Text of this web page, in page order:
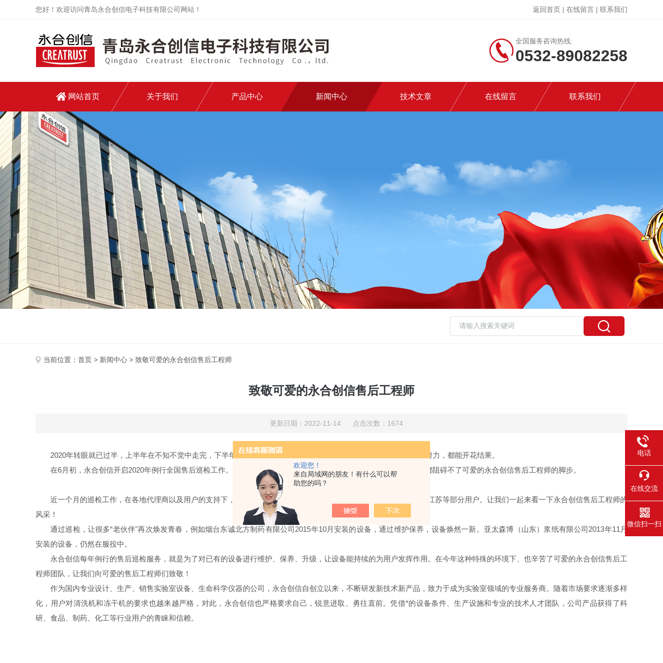
欢迎您！
来自局域网的朋友！有什么可以帮
助您的吗？
您好！欢迎访问青岛永合创信电子科技有限公司网站！ 返回首页 | 在线留言 | 联系我们
全国服务咨询热线:
0532-89082258
网站首页 关于我们 产品中心 新闻中心 技术文章 在线留言 联系我们
当前位置： 首页 > 新闻中心 > 致敬可爱的永合创信售后工程师
致敬可爱的永合创信售后工程师
更新日期：2022-11-14 点击次数：1674
2020年转眼就已过半，上半年在不知不觉中走完，下半年在充满期望中开始，告别6月，重新出发！愿下半年的一切努力，都能开花结果。
在6月初，永合创信开启2020年例行全国售后巡检工作。虽然有些城市疫情仍不稳定、虽然酷热天气已经来临，但是都阻碍不了可爱的永合创信售后工程师的脚步。
近一个月的巡检工作，在各地代理商以及用户的支持下，永合创信的工程师走进了广东、山东、四川、重庆、湖南、江苏等部分用户。让我们一起来看一下永合创信售后工程师的
风采！
通过巡检，让很多“老伙伴"再次焕发青春，例如烟台东诚北方制药有限公司2015年10月安装的设备，通过维护保养，设备焕然一新。亚太森博（山东）浆纸有限公司2013年11月
安装的设备，仍然在服役中。
永合创信每年例行的售后巡检服务，就是为了对已有的设备进行维护、保养、升级，让设备能持续的为用户发挥作用。在今年这种特殊的环境下、也辛苦了可爱的永合创信售后工
程师团队，让我们向可爱的售后工程师们致敬！
作为国内专业设计、生产、销售实验室设备、生命科学仪器的公司，永合创信自创立以来，不断研发新技术新产品，致力于成为实验室领域的专业服务商。随着市场要求逐渐多样
化，用户对清洗机和冻干机的要求也越来越严格，对此，永合创信也严格要求自己，锐意进取、勇往直前。凭借*的设备条件、生产设施和专业的技术人才团队，公司产品获得了科
研、食品、制药、化工等行业用户的青睐和信赖。
电话
在线交流
微信扫一扫